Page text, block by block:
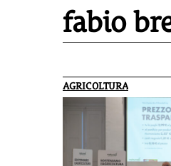
fabio
AGRICOLTURA